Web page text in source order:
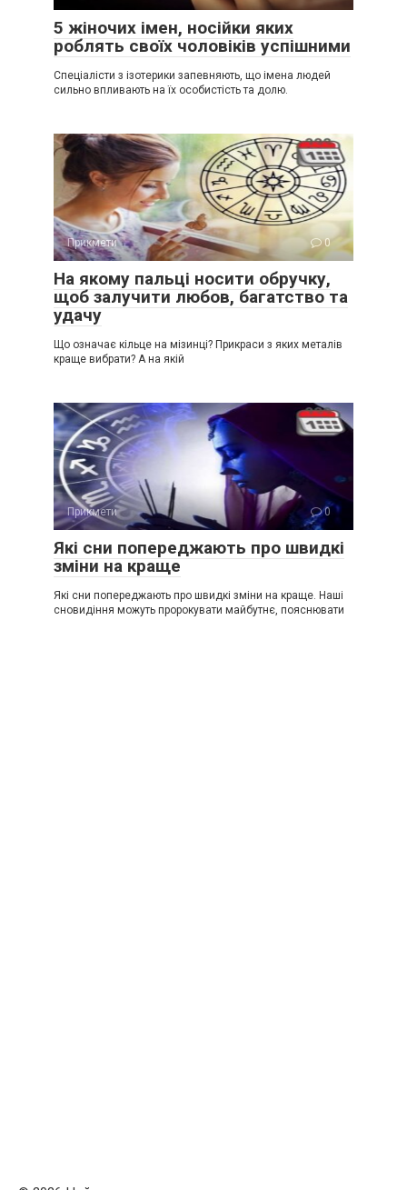
5 жіночих імен, носійки яких
роблять своїх чоловіків успішними
Спеціалісти з ізотерики запевняють, що імена людей
сильно впливають на їх особистість та долю.
Прикмети 0
На якому пальці носити обручку,
щоб залучити любов, багатство та
удачу
Що означає кільце на мізинці? Прикраси з яких металів
краще вибрати? А на якій
Прикмети 0
Які сни попереджають про швидкі
зміни на краще
Які сни попереджають про швидкі зміни на краще. Наші
сновидіння можуть пророкувати майбутнє, пояснювати